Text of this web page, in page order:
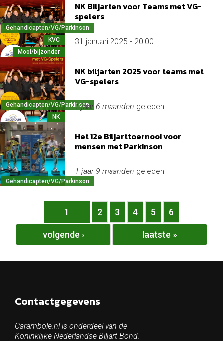
Gehandicapten/VG/Parkinson
KVC
Mooi/bijzonder
NK Biljarten voor Teams met VG-
spelers
31 januari 2025 - 20:00
Gehandicapten/VG/Parkinson
NK
NK biljarten 2025 voor teams met
VG-spelers
1 jaar 6 maanden geleden
Gehandicapten/VG/Parkinson
Het 12e Biljarttoernooi voor
mensen met Parkinson
1 jaar 9 maanden geleden
1 2 3 4 5 6
volgende › laatste »
Contactgegevens
Carambole.nl is onderdeel van de
Koninklijke Nederlandse Biljart Bond.